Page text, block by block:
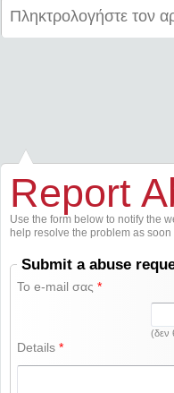
Report
Use the form below to notify the
help resolve the problem as soon
Submit a abuse
Το e-mail σας*
(δεν
Details*